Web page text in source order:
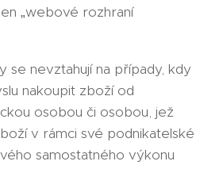
„webové rozhraní
se nevztahují na případy, kdy
nakoupit zboží od
osobou či osobou, jež
v rámci své podnikatelské
samostatného výkonu